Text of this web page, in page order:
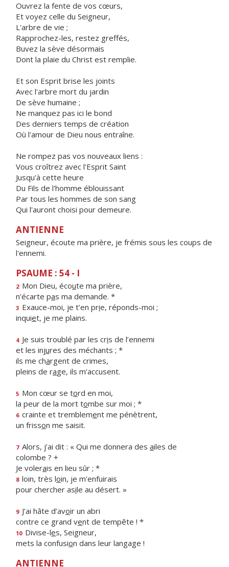
Ouvrez la fente de vos cœurs,
Et voyez celle du Seigneur,
L'arbre de vie ;
Rapprochez-les, restez greffés,
Buvez la sève désormais
Dont la plaie du Christ est remplie.
Et son Esprit brise les joints
Avec l'arbre mort du jardin
De sève humaine ;
Ne manquez pas ici le bond
Des derniers temps de création
Où l'amour de Dieu nous entraîne.
Ne rompez pas vos nouveaux liens :
Vous croîtrez avec l'Esprit Saint
Jusqu'à cette heure
Du Fils de l'homme éblouissant
Par tous les hommes de son sang
Qui l'auront choisi pour demeure.
ANTIENNE
Seigneur, écoute ma prière, je frémis sous les coups de
l'ennemi.
PSAUME : 54 - I
2 Mon Dieu, écoute ma prière,
n’écarte pas ma demande. *
3 Exauce-moi, je t’en prie, réponds-moi ;
inquiet, je me plains.
4 Je suis troublé par les cris de l’ennemi
et les injures des méchants ; *
ils me chargent de crimes,
pleins de rage, ils m’accusent.
5 Mon cœur se tord en moi,
la peur de la mort tombe sur moi ; *
6 crainte et tremblement me pénètrent,
un frisson me saisit.
7 Alors, j’ai dit : « Qui me donnera des ailes de
colombe ? +
Je volerais en lieu sûr ; *
8 loin, très loin, je m’enfuirais
pour chercher asile au désert. »
9 J’ai hâte d’avoir un abri
contre ce grand vent de tempête ! *
10 Divise-les, Seigneur,
mets la confusion dans leur langage !
ANTIENNE